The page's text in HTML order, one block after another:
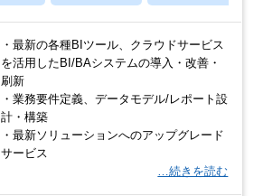
・最新の各種BIツール、クラウドサービス
を活用したBI/BAシステムの導入・改善・
刷新
・業務要件定義、データモデル/レポート設
計・構築
・最新ソリューションへのアップグレード
サービス
…続きを読む